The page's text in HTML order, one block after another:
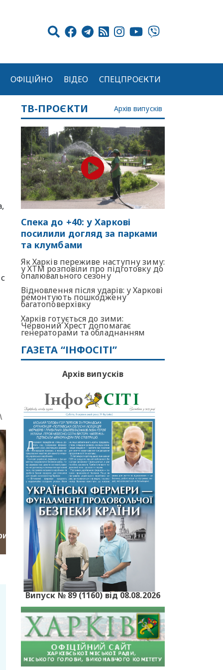
ОФІЦІЙНО ВІДЕО СПЕЦПРОЄКТИ
ТВ-ПРОЄКТИ Архів випусків
Спека до +40: у Харкові
посилили догляд за парками
та клумбами
Як Харків переживе наступну зиму:
у ХТМ розповіли про підготовку до
опалювального сезону
Відновлення після ударів: у Харкові
ремонтують пошкоджену
багатоповерхівку
Харків готується до зими:
Червоний Хрест допомагає
генераторами та обладнанням
ГАЗЕТА “ІНФОСІТІ”
Архів випусків
Випуск № 89 (1160) від 08.08.2026